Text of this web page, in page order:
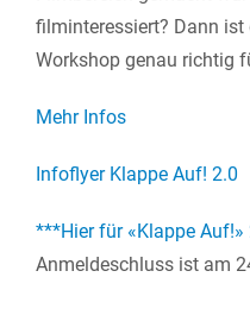
filminteressiert? Dann ist
Workshop genau richtig
Mehr Infos
Infoflyer Klappe Auf! 2.0
***Hier für «Klappe
Anmeldeschluss ist am